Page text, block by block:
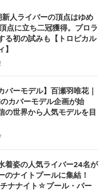
人ライバーの頂点はゆめ
点に立ち二冠獲得。プロラ
る初の試みも【トロピカル
バーモデル】百瀬羽唯花｜
カバーモデル企画が始
の世界から人気モデルを目
着姿の人気ライバー24名が
のナイトプールに集結！
チナナイト☆プール・パー